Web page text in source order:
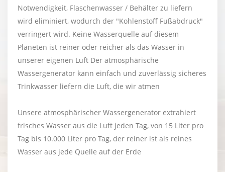
Notwendigkeit, Flaschenwasser / Behälter zu liefern
wird eliminiert, wodurch der "Kohlenstoff Fußabdruck"
verringert wird. Keine Wasserquelle auf diesem
Planeten ist reiner oder reicher als das Wasser in
unserer eigenen Luft Der atmosphärische
Wassergenerator kann einfach und zuverlässig sicheres
Trinkwasser liefern die Luft, die wir atmen
Unsere atmosphärischer Wassergenerator extrahiert
frisches Wasser aus die Luft jeden Tag, von 15 Liter pro
Tag bis 10.000 Liter pro Tag, der reiner ist als reines
Wasser aus jede Quelle auf der Erde